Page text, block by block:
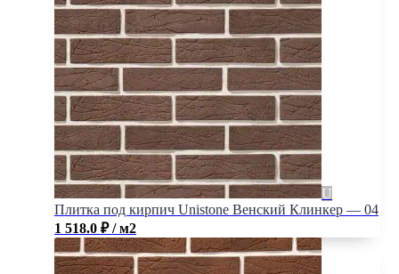
Плитка под кирпич Unistone Венский Клинкер — 04
1 518.0 ₽ / м2